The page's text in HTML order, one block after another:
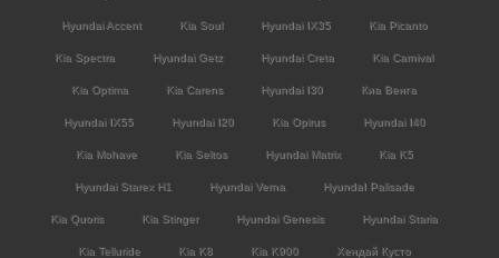
Hyundai Accent Kia Soul Hyundai IX35 Kia Picanto
Kia Spectra Hyundai Getz Hyundai Creta Kia Carnival
Kia Optima Kia Carens Hyundai I30 Киа Венга
Hyundai IX55 Hyundai I20 Kia Opirus Hyundai I40
Kia Mohave Kia Seltos Hyundai Matrix Kia K5
Hyundai Starex H1 Hyundai Verna HyundaI Palisade
Kia Quoris Kia Stinger Hyundai Genesis Hyundai Staria
Kia Telluride Kia K8 Kia K900 Хендай Кусто